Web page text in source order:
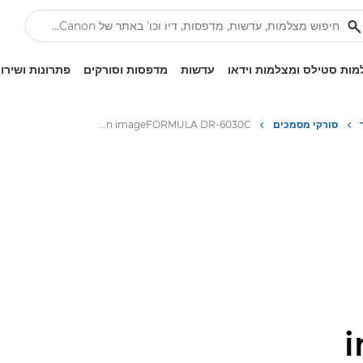
סטילס ומצלמות וידאו עדשות מדפסות וסורקים פתרונות
סורקי מסמכים Canon imageFORMULA DR-6030C - סורקי מסמכים